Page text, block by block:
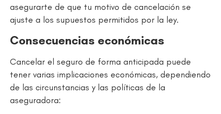
asegurarte de que tu motivo de cancelación se
ajuste a los supuestos permitidos por la ley.
Consecuencias económicas
Cancelar el seguro de forma anticipada puede
tener varias implicaciones económicas, dependiendo
de las circunstancias y las políticas de la
aseguradora: